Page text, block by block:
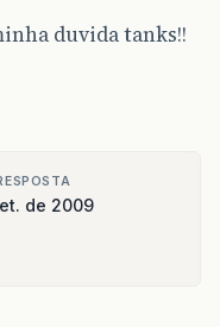
duvida tanks!!
de 2009